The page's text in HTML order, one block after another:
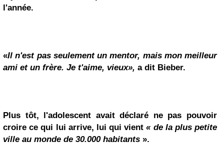
l'année.
«Il n'est pas seulement un mentor, mais mon meilleur
ami et un frère. Je t'aime, vieux», a dit Bieber.
Plus tôt, l'adolescent avait déclaré ne pas pouvoir
croire ce qui lui arrive, lui qui vient« de la plus petite
ville au monde de 30.000 habitants ».